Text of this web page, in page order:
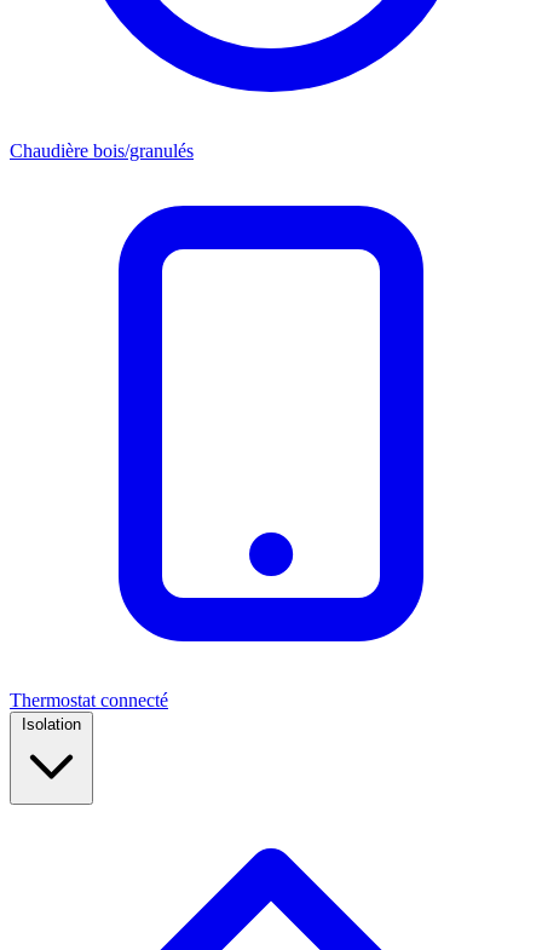
Chaudière bois/granulés
Thermostat connecté